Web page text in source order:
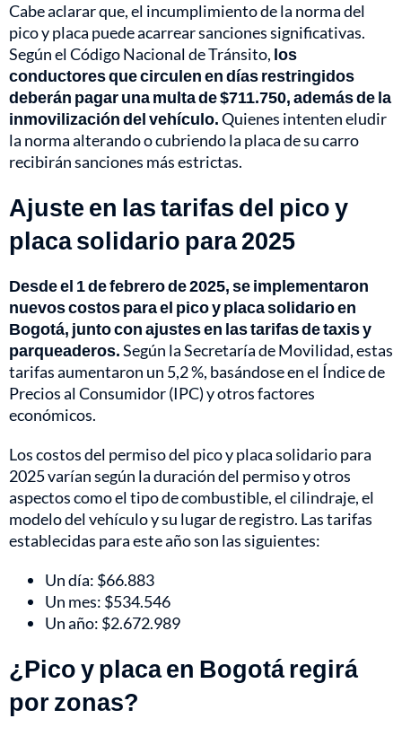
Cabe aclarar que, el incumplimiento de la norma del
pico y placa puede acarrear sanciones significativas.
Según el Código Nacional de Tránsito, los
conductores que circulen en días restringidos
deberán pagar una multa de $711.750, además de la
inmovilización del vehículo.Quienes intenten eludir
la norma alterando o cubriendo la placa de su carro
recibirán sanciones más estrictas.
Ajuste en las tarifas del pico y
placa solidario para 2025
Desde el 1 de febrero de 2025, se implementaron
nuevos costos para el pico y placa solidario en
Bogotá, junto con ajustes en las tarifas de taxis y
parqueaderos.Según la Secretaría de Movilidad, estas
tarifas aumentaron un 5,2 %, basándose en el Índice de
Precios al Consumidor (IPC) y otros factores
económicos.
Los costos del permiso del pico y placa solidario para
2025 varían según la duración del permiso y otros
aspectos como el tipo de combustible, el cilindraje, el
modelo del vehículo y su lugar de registro. Las tarifas
establecidas para este año son las siguientes:
Un día: $66.883
Un mes: $534.546
Un año: $2.672.989
¿Pico y placa en Bogotá regirá
por zonas?